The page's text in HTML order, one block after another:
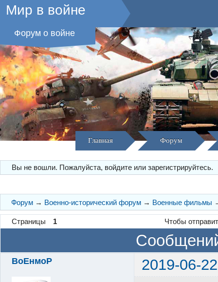
Мир в войне
Форум о войне
Главная Форум
Вы не вошли. Пожалуйста, войдите или зарегистрируйтесь.
Форум → Военно-исторический форум → Военные фильмы
Страницы 1 Чтобы
ВоЕнмоР 2019-06-